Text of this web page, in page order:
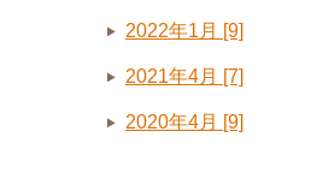
2022年1月 [9]
2021年4月 [7]
2020年4月 [9]